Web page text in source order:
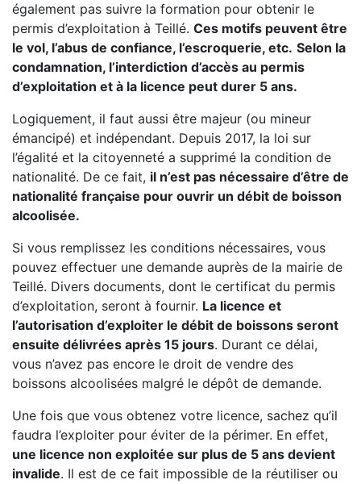
également pas suivre la formation pour obtenir le
permis d’exploitation à Teillé. Ces motifs peuvent être
le vol, l’abus de confiance, l’escroquerie, etc. Selon la
condamnation, l’interdiction d’accès au permis
d’exploitation et à la licence peut durer 5 ans.
Logiquement, il faut aussi être majeur (ou mineur
émancipé) et indépendant. Depuis 2017, la loi sur
l’égalité et la citoyenneté a supprimé la condition de
nationalité. De ce fait, il n’est pas nécessaire d’être de
nationalité française pour ouvrir un débit de boisson
alcoolisée.
Si vous remplissez les conditions nécessaires, vous
pouvez effectuer une demande auprès de la mairie de
Teillé. Divers documents, dont le certificat du permis
d’exploitation, seront à fournir. La licence et
l’autorisation d’exploiter le débit de boissons seront
ensuite délivrées après 15 jours. Durant ce délai,
vous n’avez pas encore le droit de vendre des
boissons alcoolisées malgré le dépôt de demande.
Une fois que vous obtenez votre licence, sachez qu’il
faudra l’exploiter pour éviter de la périmer. En effet,
une licence non exploitée sur plus de 5 ans devient
invalide. Il est de ce fait impossible de la réutiliser ou